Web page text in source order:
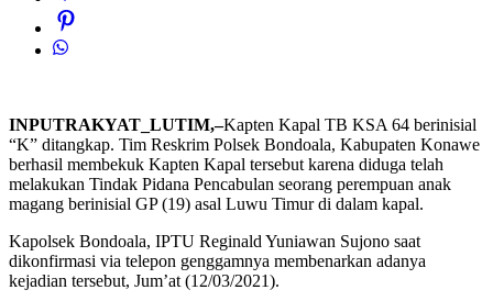
INPUTRAKYAT_LUTIM,–Kapten Kapal TB KSA 64 berinisial
“K” ditangkap. Tim Reskrim Polsek Bondoala, Kabupaten Konawe
berhasil membekuk Kapten Kapal tersebut karena diduga telah
melakukan Tindak Pidana Pencabulan seorang perempuan anak
magang berinisial GP (19) asal Luwu Timur di dalam kapal.
Kapolsek Bondoala, IPTU Reginald Yuniawan Sujono saat
dikonfirmasi via telepon genggamnya membenarkan adanya
kejadian tersebut, Jum’at (12/03/2021).